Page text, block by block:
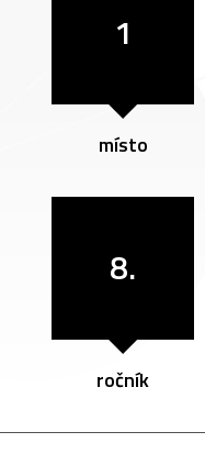
1
místo
8.
ročník